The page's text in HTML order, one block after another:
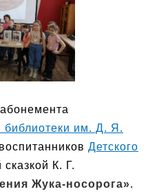
библиотеки им. Д. Я.
Детского
сказкой К. Г.
Жука-носорога».